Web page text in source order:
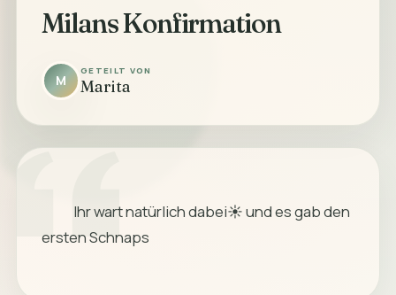
Milans Konfirmation
M
GETEILT VON
Marita
ersten Schnaps